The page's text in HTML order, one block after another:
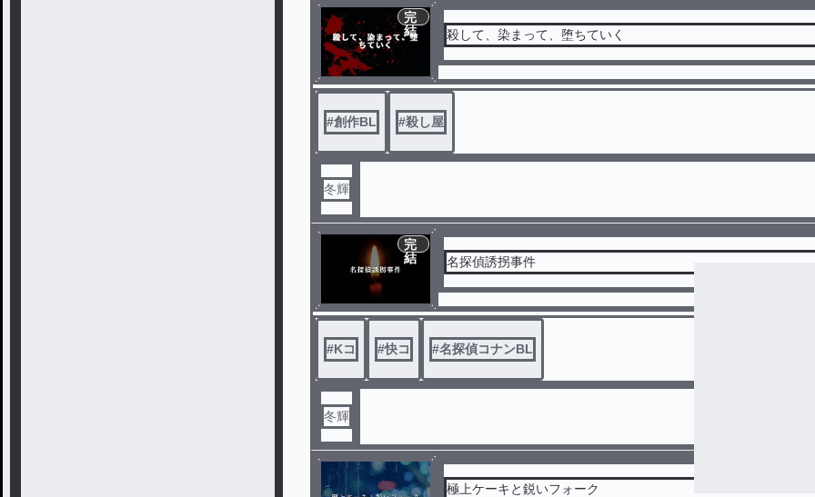
完
結
殺して、染まって、堕ちていく
#創作BL #殺し屋
冬輝
完
結
名探偵誘拐事件
#Kコ #快コ #名探偵コナンBL
冬輝
極上ケーキと鋭いフォーク